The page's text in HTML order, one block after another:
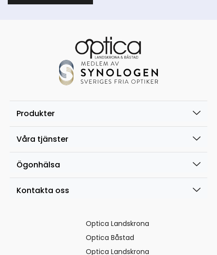
Produkter
Våra tjänster
Ögonhälsa
Kontakta oss
Optica Landskrona
Optica Båstad
Optica Landskrona